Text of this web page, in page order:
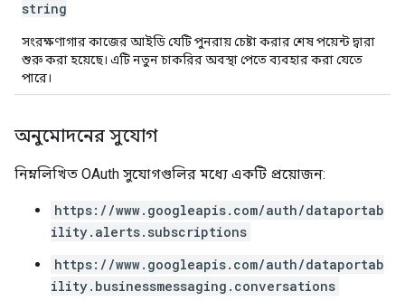
string
সংরক্ষণাগার কাজের আইডি যেটি পুনরায় চেষ্টা করার শেষ পয়েন্ট দ্বারা
শুরু করা হয়েছে। এটি নতুন চাকরির অবস্থা পেতে ব্যবহার করা যেতে
পারে।
অনুমোদনের সুযোগ
নিম্নলিখিত OAuth সুযোগগুলির মধ্যে একটি প্রয়োজন:
https://www.googleapis.com/auth/dataportab
ility.alerts.subscriptions
https://www.googleapis.com/auth/dataportab
ility.businessmessaging.conversations